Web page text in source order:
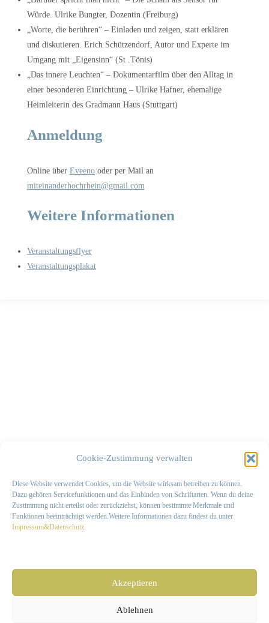
Cookie-Zustimmung verwalten
Diese Website verwendet Cookies, um die Website wirksam betreiben zu können.
Dazu gehören Servicefunktionen und das Einbinden von Schriftarten. Wenn du deine
Zustimmung nicht erteilst oder zurückziehst, können bestimmte Merkmale und
Funktionen beeinträchtigt werden.Weitere Informationen dazu findest du unter
Impressum&Datenschutz.
Akzeptieren
Ablehnen
Würde. Ulrike Bungter, Dozentin (Freiburg)
„Worte, die berühren“ – Einladen und zeigen, statt erklären
und diskutieren. Erich Schützendorf, Autor und Experte im
Umgang mit „Eigensinn“ (St .Tönis)
„Das innere Leuchten“ – Dokumentarfilm über den Alltag in
einer besonderen Einrichtung – Ulrike Hafner, ehemalige
Heimleiterin des Gradmann Haus (Stuttgart)
Anmeldung
Online über Eveenooder per Mail an
miteinanderhochrhein@gmail.com
Weitere Informationen
Veranstaltungsflyer
Veranstaltungsplakat
Impressum und Datenschutz
©2021 Mit-einander Hochrhein